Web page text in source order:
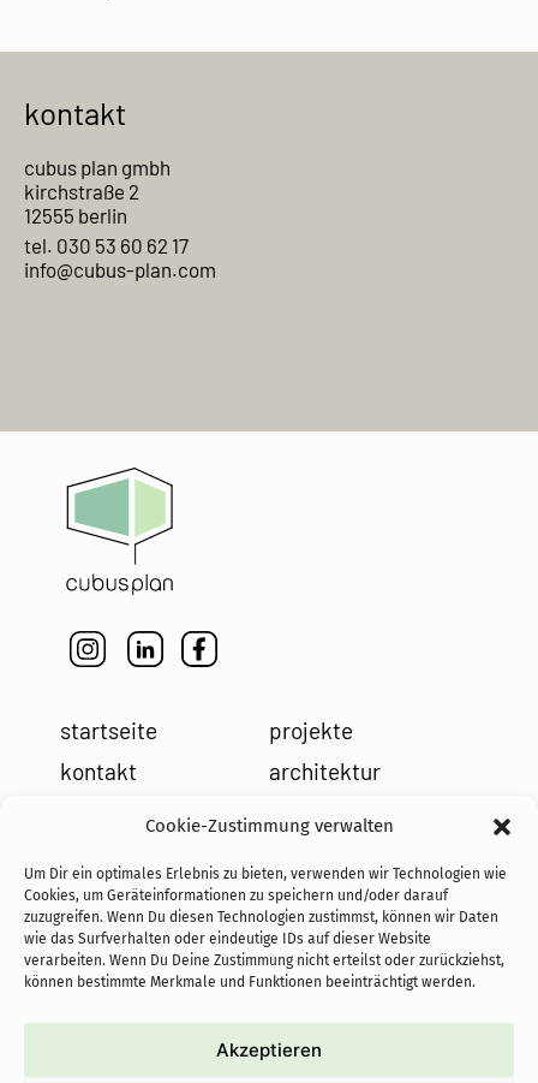
Cookie-Zustimmung verwalten
Um Dir ein optimales Erlebnis zu bieten, verwenden wir Technologien wie
Cookies, um Geräteinformationen zu speichern und/oder darauf
zuzugreifen. Wenn Du diesen Technologien zustimmst, können wir Daten
wie das Surfverhalten oder eindeutige IDs auf dieser Website
verarbeiten. Wenn Du Deine Zustimmung nicht erteilst oder zurückziehst,
können bestimmte Merkmale und Funktionen beeinträchtigt werden.
Akzeptieren
kontakt
cubus plan gmbh
kirchstraße 2
12555 berlin
tel. 030 53 60 62 17
info@cubus-plan.com
startseite
projekte
kontakt
architektur
leistungen
cookies
team
news